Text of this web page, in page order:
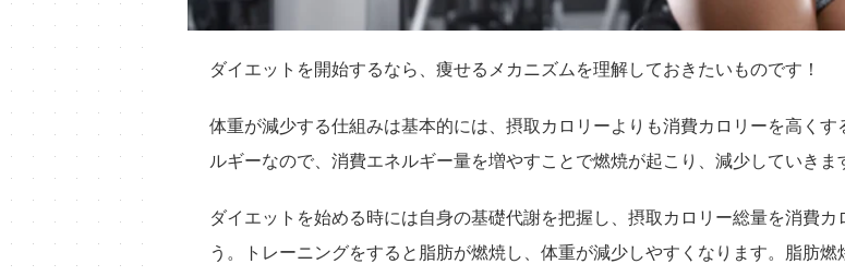
ダイエットを開始するなら、痩せるメカニズムを理解しておきたいものです！
体重が減少する仕組みは基本的には、摂取カロリーよりも消費カロリーを高く
ルギーなので、消費エネルギー量を増やすことで燃焼が起こり、減少していきま
ダイエットを始める時には自身の基礎代謝を把握し、摂取カロリー総量を消費
う。トレーニングをすると脂肪が燃焼し、体重が減少しやすくなります。脂肪